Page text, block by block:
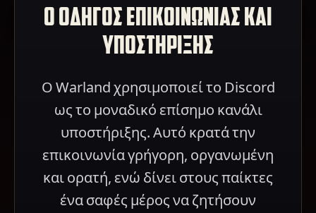
Ο ΟΔΗΓΟΣ ΕΠΙΚΟΙΝΩΝΙΑΣ ΚΑΙ
ΥΠΟΣΤΗΡΙΞΗΣ
Ο Warland χρησιμοποιεί το Discord
ως το μοναδικό επίσημο κανάλι
υποστήριξης. Αυτό κρατά την
επικοινωνία γρήγορη, οργανωμένη
και ορατή, ενώ δίνει στους παίκτες
ένα σαφές μέρος να ζητήσουν